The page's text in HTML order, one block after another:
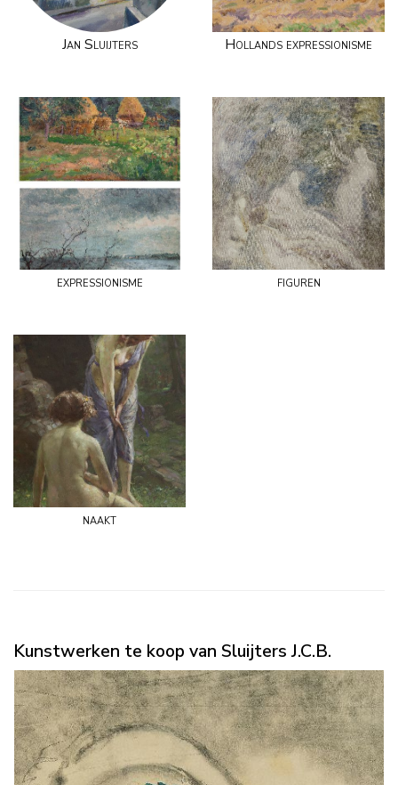
Jan Sluijters Hollands expressionisme
expressionisme figuren
naakt
Kunstwerken te koop van Sluijters J.C.B.